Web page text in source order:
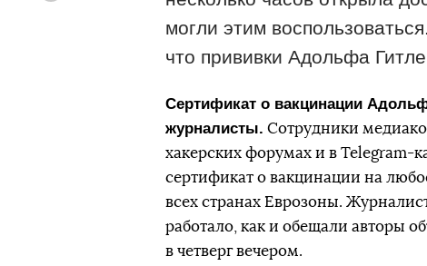
могли этим
что прививки Адольфа
Сертификат о вакцинации
журналисты. Сотрудники
хакерских форумах и в Telegram-
сертификат о вакцинации на
всех странах Еврозоны.
работало, как и обещали авторы
в четверг вечером.